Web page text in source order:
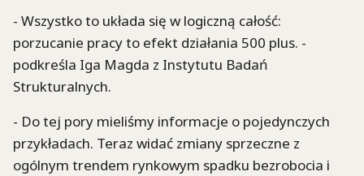
- Wszystko to układa się w logiczną całość:
porzucanie pracy to efekt działania 500 plus. -
podkreśla Iga Magda z Instytutu Badań
Strukturalnych.
- Do tej pory mieliśmy informacje o pojedynczych
przykładach. Teraz widać zmiany sprzeczne z
ogólnym trendem rynkowym spadku bezrobocia i